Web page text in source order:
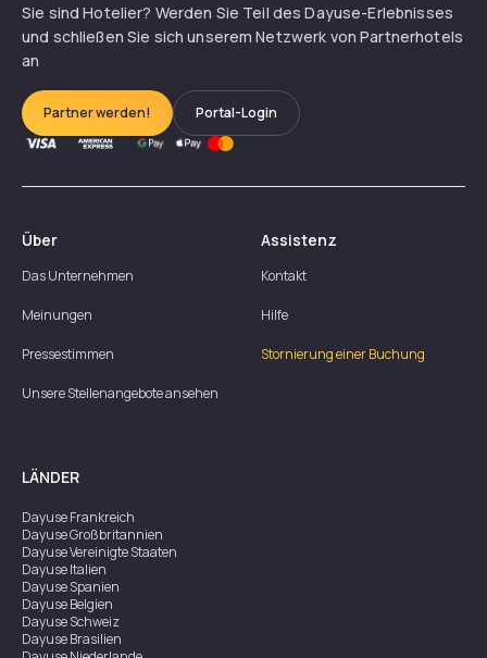
Sie sind Hotelier? Werden Sie Teil des Dayuse-Erlebnisses
und schließen Sie sich unserem Netzwerk von Partnerhotels
an
Partner werden! Portal-Login
Über
Das Unternehmen
Meinungen
Pressestimmen
Unsere Stellenangebote ansehen
Assistenz
Kontakt
Hilfe
Stornierung einer Buchung
LÄNDER
DayuseFrankreich
DayuseGroßbritannien
DayuseVereinigte Staaten
DayuseItalien
DayuseSpanien
DayuseBelgien
DayuseSchweiz
DayuseBrasilien